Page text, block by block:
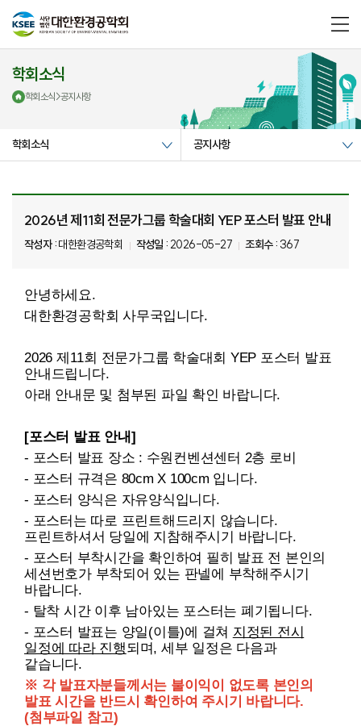
메
뉴
학회소식
학회소식>공지사항
학회소식 공지사항
2026년 제11회 전문가그룹 학술대회 YEP 포스터 발표 안내
작성자 :대한환경공학회 작성일 : 2026-05-27 조회수 : 367
안녕하세요.
대한환경공학회 사무국입니다.
2026 제11회 전문가그룹 학술대회 YEP 포스터 발표
안내드립니다.
아래 안내문 및 첨부된 파일 확인 바랍니다.
[포스터 발표 안내]
- 포스터 발표 장소 : 수원컨벤션센터 2층 로비
- 포스터 규격은 80cm X 100cm 입니다.
- 포스터 양식은 자유양식입니다.​
- 포스터는 따로 프린트해드리지 않습니다.
프린트하셔서 당일에 지참해주시기 바랍니다.
- 포스터 부착시간을 확인하여 필히 발표 전 본인의
세션번호가 부착되어 있는 판넬에 부착해주시기
바랍니다.
- 탈착 시간 이후 남아있는 포스터는 폐기됩니다.
- 포스터 발표는 양일(이틀)에 걸쳐 지정된 전시
일정에 따라 진행되며, 세부 일정은 다음과
같습니다.
※ 각 발표자분들께서는 불이익이 없도록 본인의
발표 시간을 반드시 확인하여 주시기 바랍니다.
(첨부파일 참고)